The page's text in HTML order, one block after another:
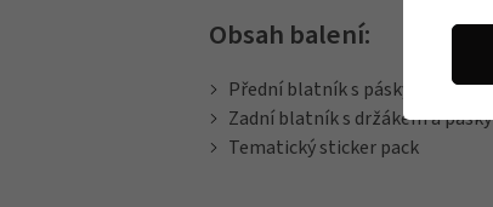
Obsah balení:
Přední blatník s pásky
Zadní blatník s držákem a pásky
Tematický sticker pack